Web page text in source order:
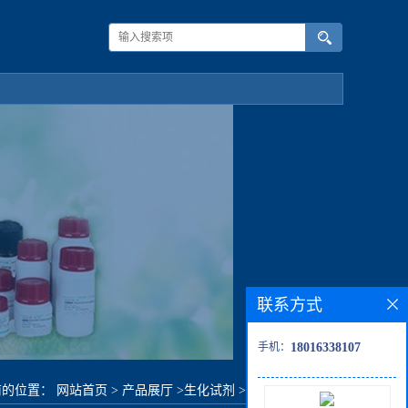
位置： 网站首页 > 产品展厅 >生化试剂 > 3-氟苯乙酸甲酯
联系方式
手机： 18016338107